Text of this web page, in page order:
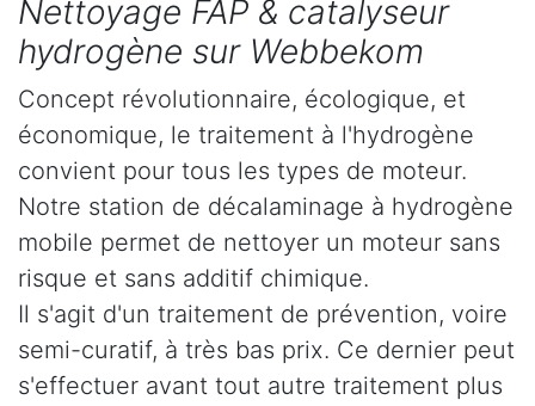
Nettoyage FAP & catalyseur
hydrogène sur Webbekom
Concept révolutionnaire, écologique, et
économique, le traitement à l'hydrogène
convient pour tous les types de moteur.
Notre station de décalaminage à hydrogène
mobile permet de nettoyer un moteur sans
risque et sans additif chimique.
Il s'agit d'un traitement de prévention, voire
semi-curatif, à très bas prix. Ce dernier peut
s'effectuer avant tout autre traitement plus